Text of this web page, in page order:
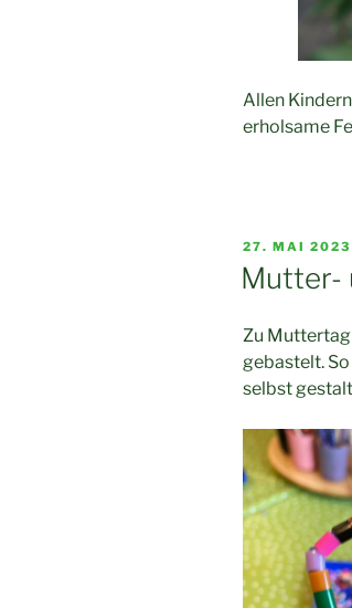
Allen
erholsame
27. MAI 2023
Mutter-
Zu
gebastelt.
selbst